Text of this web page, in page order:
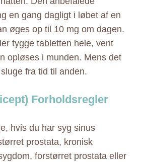
en gang dagligt i løbet af en
øges op til 10 mg om dagen.
tygge tabletten hele, vent
opløses i munden. Mens det
fra tid til anden.
Forholdsregler
hvis du har syg sinus
prostata, kronisk
forstørret prostata eller